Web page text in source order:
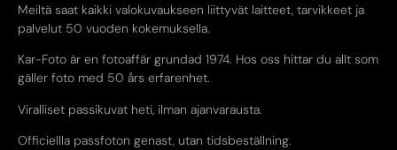
Meiltä saat kaikki valokuvaukseen liittyvät laitteet, tarvikkeet ja
palvelut 50 vuoden kokemuksella.
Kar-Foto är en fotoaffär grundad 1974. Hos oss hittar du allt som
gäller foto med 50 års erfarenhet.
Viralliset passikuvat heti, ilman ajanvarausta.
Officiellla passfoton genast, utan tidsbeställning.